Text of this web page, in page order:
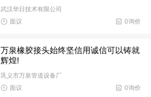
武汉华日技术有限公司
0询价
面议
万泉橡胶接头始终坚信用诚信可以铸就
辉煌!
巩义市万泉管道设备厂
0询价
面议